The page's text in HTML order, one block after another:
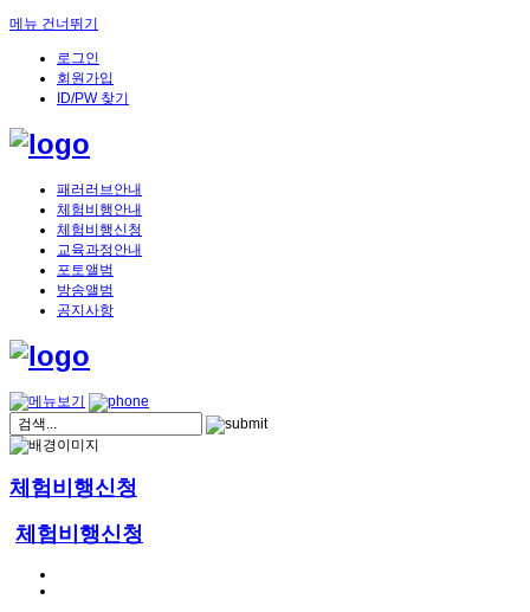
메뉴 건너뛰기
로그인
회원가입
ID/PW 찾기
패러러브안내
체험비행안내
체험비행신청
교육과정안내
포토앨범
방송앨범
공지사항
체험비행신청
체험비행신청